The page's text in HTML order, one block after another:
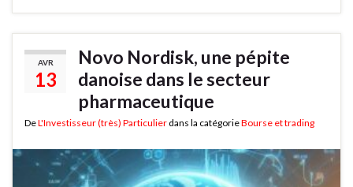
AVR
13
Novo Nordisk, une pépite
danoise dans le secteur
pharmaceutique
DeL'Investisseur (très) Particulier dans la catégorieBourse et trading